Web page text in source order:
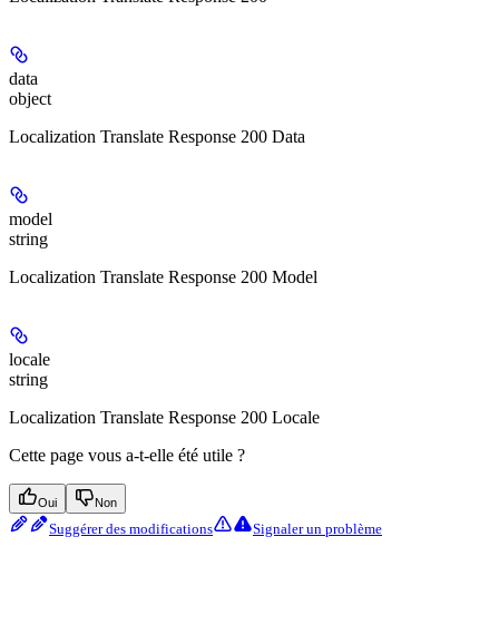
data
object
Localization Translate Response 200 Data
model
string
Localization Translate Response 200 Model
locale
string
Localization Translate Response 200 Locale
Cette page vous a-t-elle été utile ?
Oui Non
Suggérer des modifications Signaler un problème